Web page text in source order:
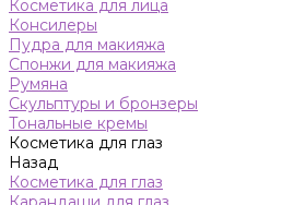
Косметика для лица
Консилеры
Пудра для макияжа
Спонжи для макияжа
Румяна
Скульптуры и бронзеры
Тональные кремы
Косметика для глаз
Назад
Косметика для глаз